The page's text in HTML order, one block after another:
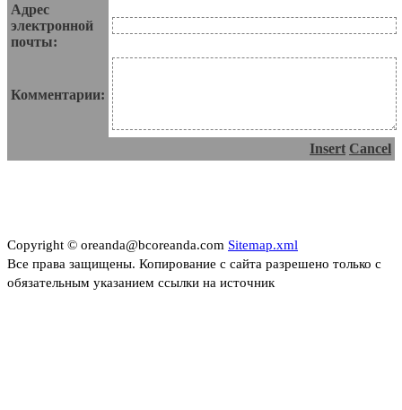
Адрес
электронной
почты:
Комментарии:
Insert Cancel
Copyright © oreanda@bcoreanda.com Sitemap.xml
Все права защищены. Копирование с сайта разрешено только с
обязательным указанием ссылки на источник